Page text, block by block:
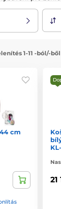
1-11 -ból/-
cm
21